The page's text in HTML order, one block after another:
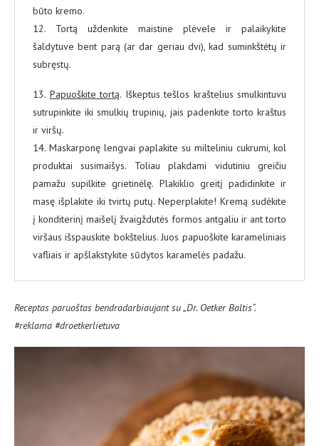
būto kremo.
12. Tortą uždenkite maistine plėvele ir palaikykite
šaldytuve bent parą (ar dar geriau dvi), kad suminkštėtų ir
subręstų.
13. Papuoškite tortą. Iškeptus tešlos kraštelius smulkintuvu
sutrupinkite iki smulkių trupinių, jais padenkite torto kraštus
ir viršų.
14. Maskarponę lengvai paplakite su milteliniu cukrumi, kol
produktai susimaišys. Toliau plakdami vidutiniu greičiu
pamažu supilkite grietinėlę. Plakiklio greitį padidinkite ir
masę išplakite iki tvirtų putų. Neperplakite! Kremą sudėkite
į konditerinį maišelį žvaigždutės formos antgaliu ir ant torto
viršaus išspauskite bokštelius. Juos papuoškite karameliniais
vafliais ir apšlakstykite sūdytos karamelės padažu.
Receptas paruoštas bendradarbiaujant su „Dr. Oetker Baltis“.
#reklama #droetkerlietuva